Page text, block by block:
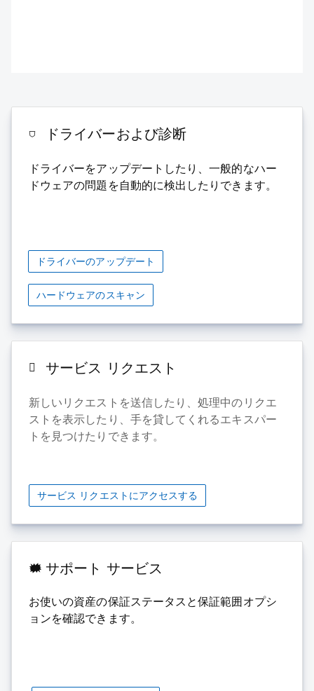
ドライバーおよび診断
ドライバーをアップデートしたり、一般的なハー
ドウェアの問題を自動的に検出したりできます。
ドライバーのアップデート
ハードウェアのスキャン
サービス リクエスト
新しいリクエストを送信したり、処理中のリクエ
ストを表示したり、手を貸してくれるエキスパー
トを見つけたりできます。
サービス リクエストにアクセスする
サポート サービス
お使いの資産の保証ステータスと保証範囲オプシ
ョンを確認できます。